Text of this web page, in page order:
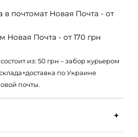
в почтомат Новая Почта - от
Новая Почта - от 170 грн
из: 50 грн – забор курьером
по Украине
почты.